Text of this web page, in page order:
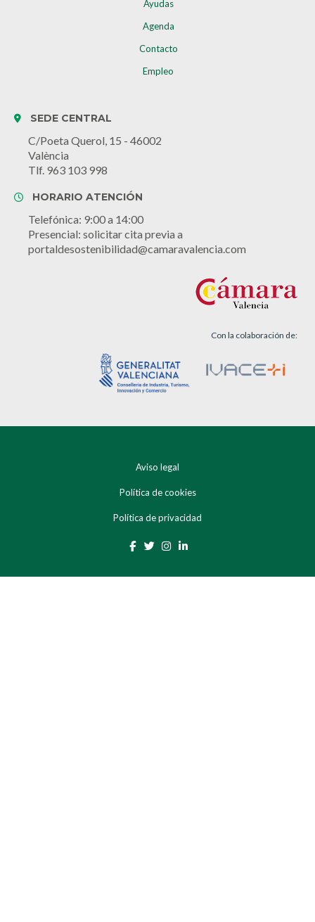
Ayudas
Agenda
Contacto
Empleo
SEDE CENTRAL
C/Poeta Querol, 15 - 46002
València
Tlf. 963 103 998
HORARIO ATENCIÓN
Telefónica: 9:00 a 14:00
Presencial: solicitar cita previa a
portaldesostenibilidad@camaravalencia.com
Con la colaboración de:
Aviso legal
Política de cookies
Política de privacidad